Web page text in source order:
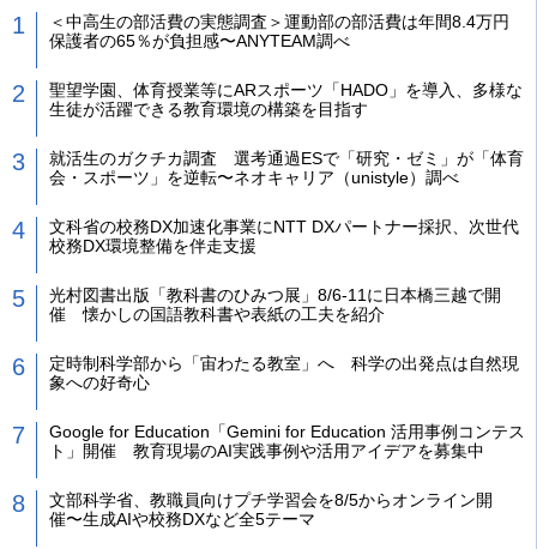
＜中高生の部活費の実態調査＞運動部の部活費は年間8.4万円
保護者の65％が負担感〜ANYTEAM調べ
聖望学園、体育授業等にARスポーツ「HADO」を導入、多様な
生徒が活躍できる教育環境の構築を目指す
就活生のガクチカ調査 選考通過ESで「研究・ゼミ」が「体育
会・スポーツ」を逆転〜ネオキャリア（unistyle）調べ
文科省の校務DX加速化事業にNTT DXパートナー採択、次世代
校務DX環境整備を伴走支援
光村図書出版「教科書のひみつ展」8/6-11に日本橋三越で開
催 懐かしの国語教科書や表紙の工夫を紹介
定時制科学部から「宙わたる教室」へ 科学の出発点は自然現
象への好奇心
Google for Education「Gemini for Education 活用事例コンテス
ト」開催 教育現場のAI実践事例や活用アイデアを募集中
文部科学省、教職員向けプチ学習会を8/5からオンライン開
催〜生成AIや校務DXなど全5テーマ